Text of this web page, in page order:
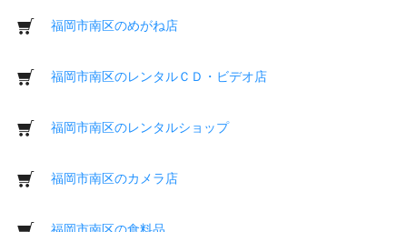
福岡市南区のめがね店
福岡市南区のレンタルＣＤ・ビデオ店
福岡市南区のレンタルショップ
福岡市南区のカメラ店